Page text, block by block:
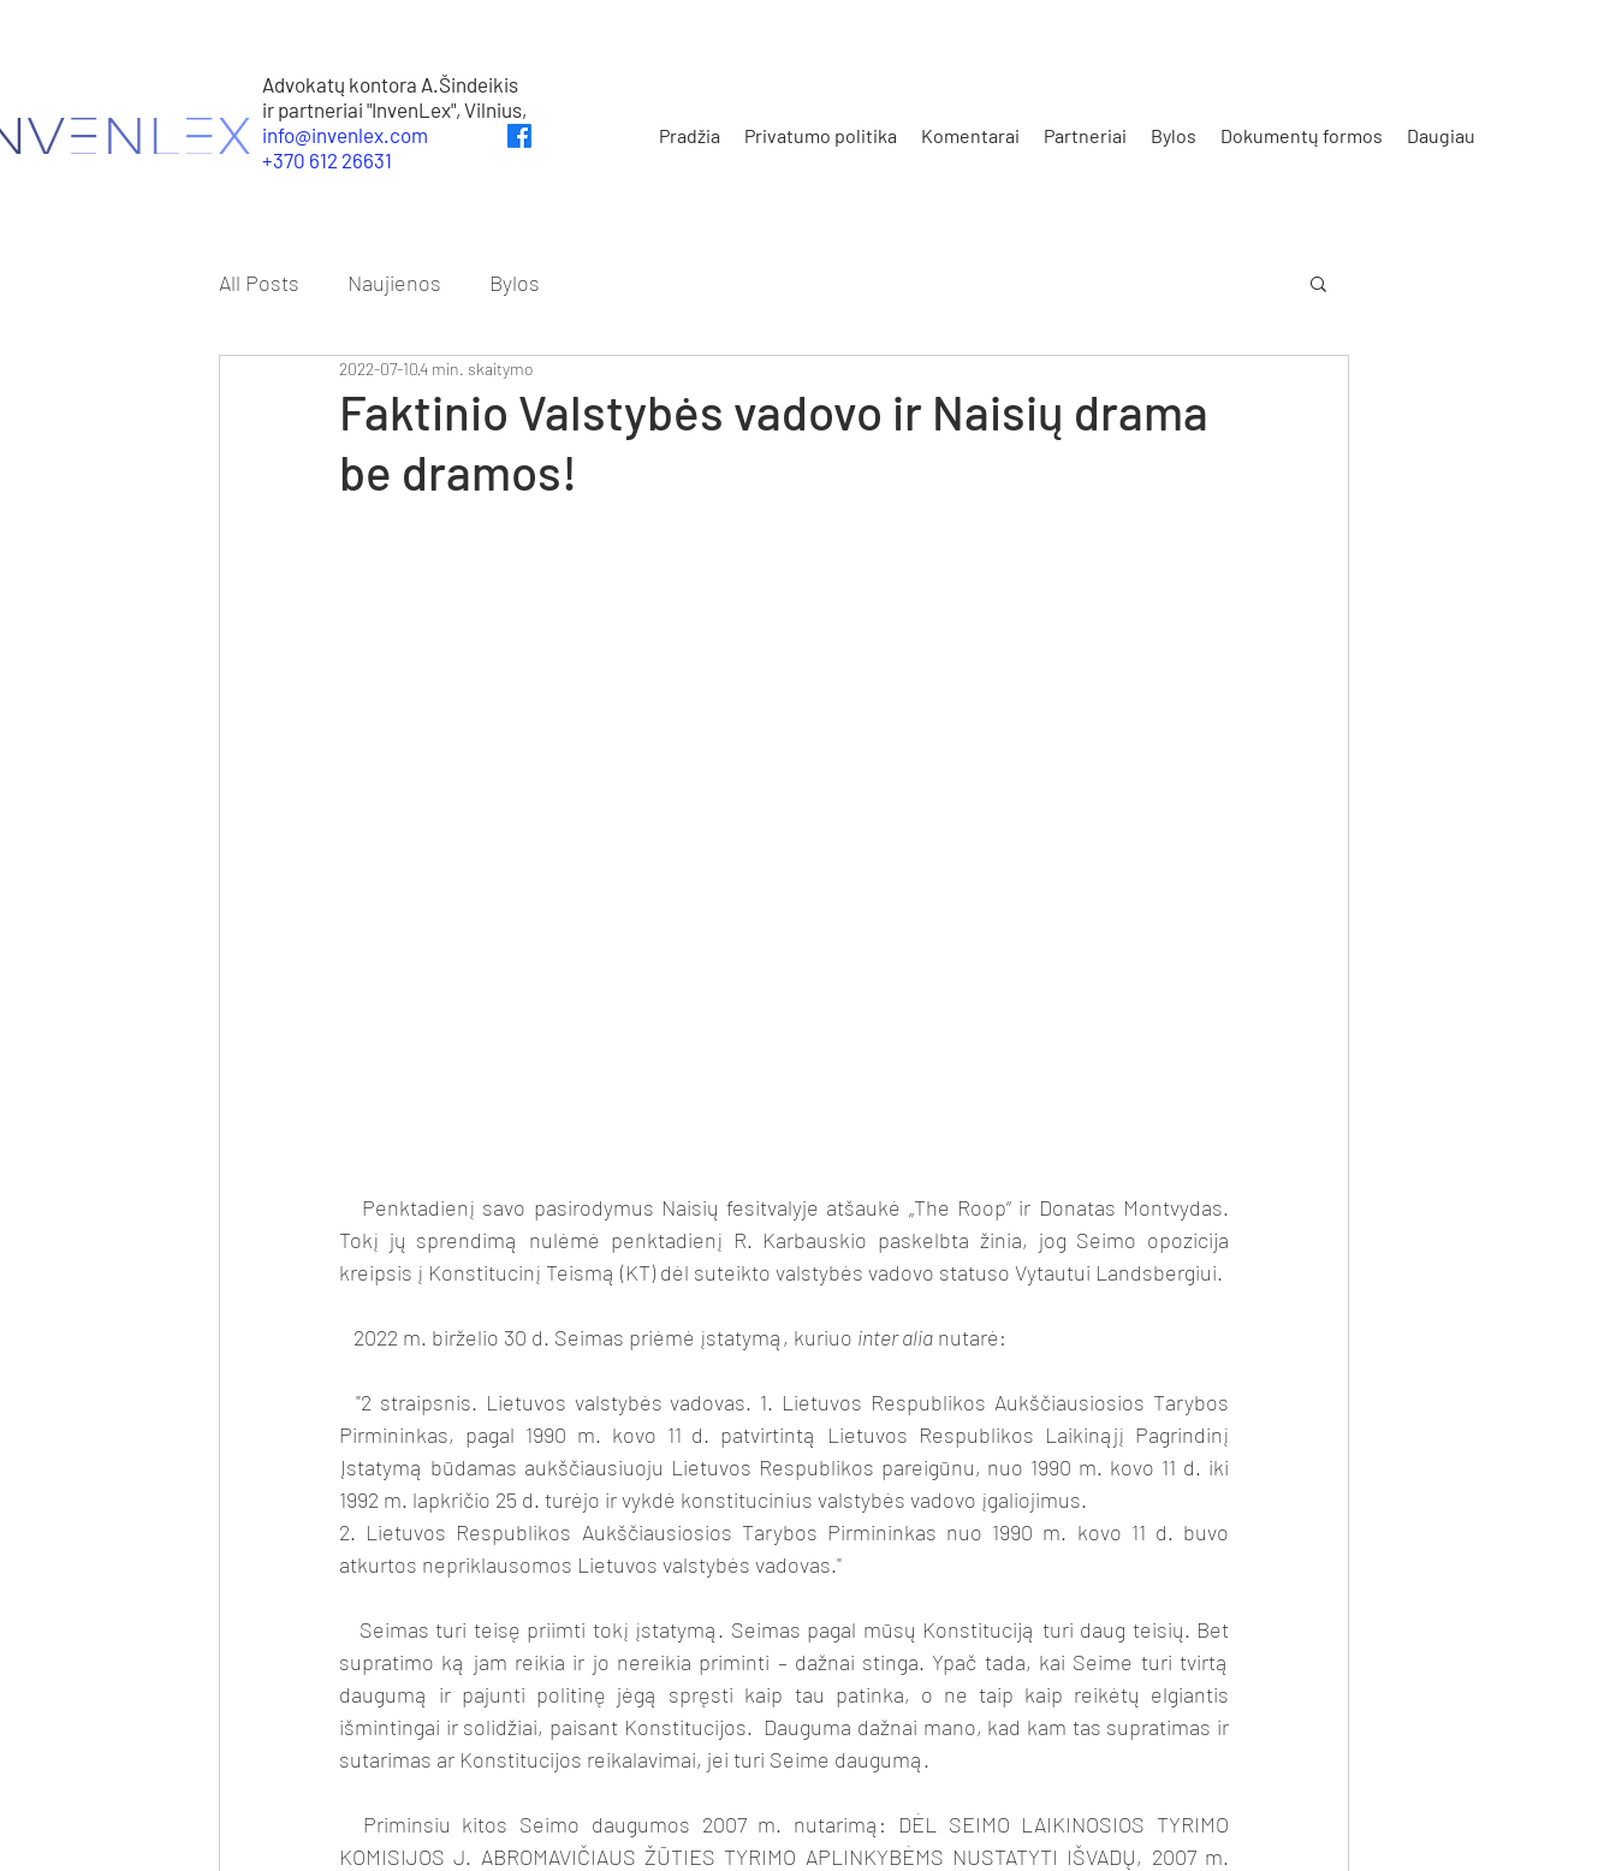
Advokatų kontora A.Šindeikis
ir partneriai "InvenLex", Vilnius,
info@invenlex.com
+370 612 26631
Pradžia Privatumo politika Komentarai Partneriai Bylos Dokumentų formos Daugiau
All Posts Naujienos Bylos
Faktinio Valstybės vadovo ir Naisių drama
be dramos!
2022-07-104 min. skaitymo
Tokį jų sprendimą nulėmė penktadienį R. Karbauskio paskelbta žinia, jog Seimo opozicija
kreipsis į Konstitucinį Teismą (KT) dėl suteikto valstybės vadovo statuso Vytautui Landsbergiui.
   2022 m. birželio 30 d. Seimas priėmė įstatymą, kuriuo
inter alia nutarė:
Pirmininkas, pagal 1990 m. kovo 11 d. patvirtintą Lietuvos Respublikos Laikinąjį Pagrindinį
Įstatymą būdamas aukščiausiuoju Lietuvos Respublikos pareigūnu, nuo 1990 m. kovo 11 d. iki
1992 m. lapkričio 25 d. turėjo ir vykdė konstitucinius valstybės vadovo įgaliojimus.
2. Lietuvos Respublikos Aukščiausiosios Tarybos Pirmininkas nuo 1990 m. kovo 11 d. buvo
atkurtos nepriklausomos Lietuvos valstybės vadovas."
supratimo ką jam reikia ir jo nereikia priminti – dažnai stinga. Ypač tada, kai Seime turi tvirtą
daugumą ir pajunti politinę jėgą spręsti kaip tau patinka, o ne taip kaip reikėtų elgiantis
išmintingai ir solidžiai, paisant Konstitucijos.  Dauguma dažnai mano, kad kam tas supratimas ir
sutarimas ar Konstitucijos reikalavimai, jei turi Seime daugumą.
KOMISIJOS J. ABROMAVIČIAUS ŽŪTIES TYRIMO APLINKYBĖMS NUSTATYTI IŠVADŲ, 2007 m.